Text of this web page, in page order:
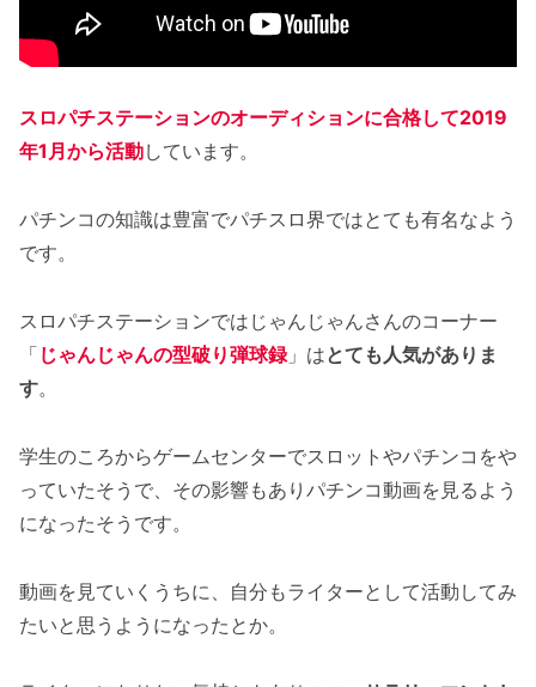
スロパチステーションのオーディションに合格して2019
年1月から活動しています。
パチンコの知識は豊富でパチスロ界ではとても有名なよう
です。
スロパチステーションではじゃんじゃんさんのコーナー
「 じゃんじゃんの型破り弾球録」はとても人気がありま
す。
学生のころからゲームセンターでスロットやパチンコをや
っていたそうで、その影響もありパチンコ動画を見るよう
になったそうです。
動画を見ていくうちに、自分もライターとして活動してみ
たいと思うようになったとか。